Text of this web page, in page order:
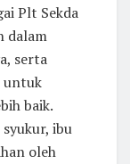
Plt Sekda
dalam
serta
untuk
baik.
ibu
oleh